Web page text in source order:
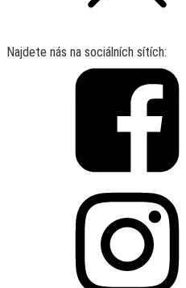
Najdete nás na sociálních sítích: